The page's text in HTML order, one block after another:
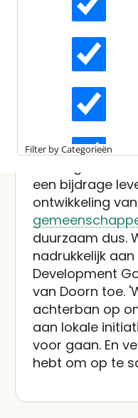
Longreads
Partnernieuws
Filter by Categorieën
Gepubliceerd:
Dutch
lokaal,
DGBC
met 14 oktober
'Hier gaan we
een bijdrage
ontwikkeling
duurzaam dus.
nadrukkelijk
Development
van Doorn toe.
achterban op
aan lokale
voor gaan. En
hebt om op te